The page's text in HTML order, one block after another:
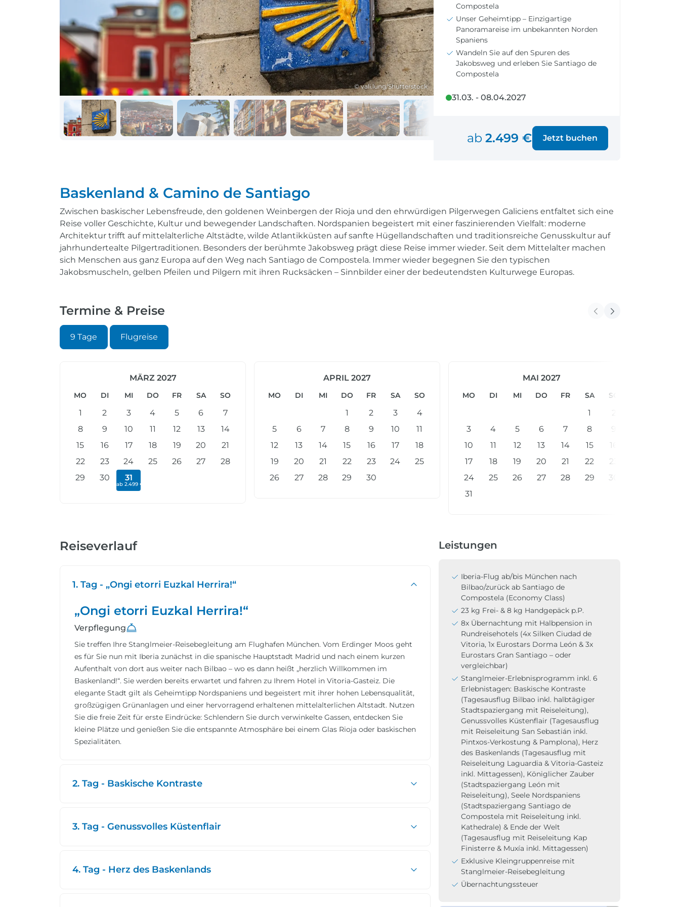
Frankreich Kroatien
Reisen mit
Durchführungsgarantie
Letzte Plätze sichern
Reisekalender
Ihr perfekt geplantes Jahr
Abfahrtsstellen
Alles auf einen Blick
Reisen mit
Durchführungsgarantie
Letzte Plätze sichern
Reisekalender
Ihr perfekt geplantes Jahr
Ihr Weg zum Flughafen
Flughafentransfer & Parken Alles Wichtige
Landausflüge buchen
© vali.lung/Shutterstock
Compostela
Unser Geheimtipp – Einzigartige
Panoramareise im unbekannten Norden
Spaniens
Wandeln Sie auf den Spuren des
Jakobsweg und erleben Sie Santiago de
Compostela
31.03. - 08.04.2027
ab 2.499 € Jetzt buchen
Baskenland & Camino de Santiago
Zwischen baskischer Lebensfreude, den goldenen Weinbergen der Rioja und den ehrwürdigen Pilgerwegen Galiciens entfaltet sich eine
Reise voller Geschichte, Kultur und bewegender Landschaften. Nordspanien begeistert mit einer faszinierenden Vielfalt: moderne
Architektur trifft auf mittelalterliche Altstädte, wilde Atlantikküsten auf sanfte Hügellandschaften und traditionsreiche Genusskultur auf
jahrhundertealte Pilgertraditionen. Besonders der berühmte Jakobsweg prägt diese Reise immer wieder. Seit dem Mittelalter machen
sich Menschen aus ganz Europa auf den Weg nach Santiago de Compostela. Immer wieder begegnen Sie den typischen
Jakobsmuscheln, gelben Pfeilen und Pilgern mit ihren Rucksäcken – Sinnbilder einer der bedeutendsten Kulturwege Europas.
Termine & Preise
9 Tage Flugreise
MÄRZ 2027
MO DI MI DO FR SA SO
1 2 3 4 5 6
7
8
9 10 11 12 13
14
15
16 17 18 19 20
21
22
23 24 25 26 27
28
29
30 31
ab 2.499 €
APRIL 2027
MO DI MI DO FR SA SO
1 2 3
4
5
6 7 8 9 10
11
12
13 14 15 16 17
18
19
20 21 22 23 24
25
26
27 28 29 30
MAI 2027
MO DI MI DO FR SA SO
1
2
3
4 5 6 7 8
9
10
11 12 13 14 15
16
17
18 19 20 21 22
23
24
25 26 27 28 29
30
31
Reiseverlauf
1. Tag - „Ongi etorri Euzkal Herrira!“
„Ongi etorri Euzkal Herrira!“
Verpflegung
Sie treffen Ihre Stanglmeier-Reisebegleitung am Flughafen München. Vom Erdinger Moos geht
es für Sie nun mit Iberia zunächst in die spanische Hauptstadt Madrid und nach einem kurzen
Aufenthalt von dort aus weiter nach Bilbao – wo es dann heißt „herzlich Willkommen im
Baskenland!“. Sie werden bereits erwartet und fahren zu Ihrem Hotel in Vitoria-Gasteiz. Die
elegante Stadt gilt als Geheimtipp Nordspaniens und begeistert mit ihrer hohen Lebensqualität,
großzügigen Grünanlagen und einer hervorragend erhaltenen mittelalterlichen Altstadt. Nutzen
Sie die freie Zeit für erste Eindrücke: Schlendern Sie durch verwinkelte Gassen, entdecken Sie
kleine Plätze und genießen Sie die entspannte Atmosphäre bei einem Glas Rioja oder baskischen
Spezialitäten.
2. Tag - Baskische Kontraste
3. Tag - Genussvolles Küstenflair
4. Tag - Herz des Baskenlands
Leistungen
Iberia-Flug ab/bis München nach
Bilbao/zurück ab Santiago de
Compostela (Economy Class)
23 kg Frei- & 8 kg Handgepäck p.P.
8x Übernachtung mit Halbpension in
Rundreisehotels (4x Silken Ciudad de
Vitoria, 1x Eurostars Dorma León & 3x
Eurostars Gran Santiago – oder
vergleichbar)
Stanglmeier-Erlebnisprogramm inkl. 6
Erlebnistagen: Baskische Kontraste
(Tagesausflug Bilbao inkl. halbtägiger
Stadtspaziergang mit Reiseleitung),
Genussvolles Küstenflair (Tagesausflug
mit Reiseleitung San Sebastián inkl.
Pintxos-Verkostung & Pamplona), Herz
des Baskenlands (Tagesausflug mit
Reiseleitung Laguardia & Vitoria-Gasteiz
inkl. Mittagessen), Königlicher Zauber
(Stadtspaziergang León mit
Reiseleitung), Seele Nordspaniens
(Stadtspaziergang Santiago de
Compostela mit Reiseleitung inkl.
Kathedrale) & Ende der Welt
(Tagesausflug mit Reiseleitung Kap
Finisterre & Muxía inkl. Mittagessen)
Exklusive Kleingruppenreise mit
Stanglmeier-Reisebegleitung
Übernachtungssteuer